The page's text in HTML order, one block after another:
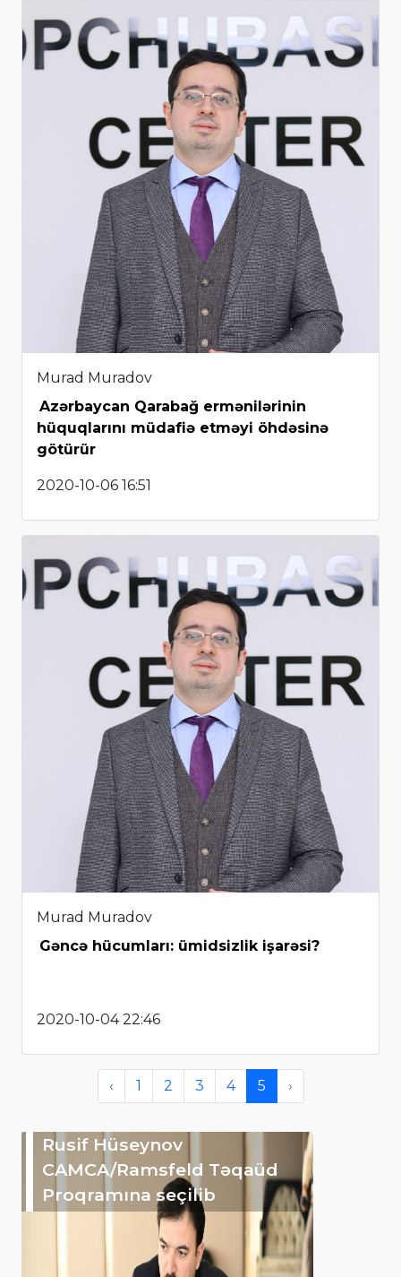
Murad Muradov
Azərbaycan Qarabağ ermənilərinin
hüquqlarını müdafiə etməyi öhdəsinə
götürür
2020-10-06 16:51
Murad Muradov
Gəncə hücumları: ümidsizlik işarəsi?
2020-10-04 22:46
‹ 1 2 3 4 5 ›
Rusif Hüseynov
CAMCA/Ramsfeld Təqaüd
Proqramına seçilib